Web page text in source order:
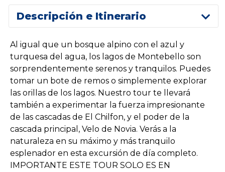
Descripción e Itinerario
Al igual que un bosque alpino con el azul y
turquesa del agua, los lagos de Montebello son
sorprendentemente serenos y tranquilos. Puedes
tomar un bote de remos o simplemente explorar
las orillas de los lagos. Nuestro tour te llevará
también a experimentar la fuerza impresionante
de las cascadas de El Chilfon, y el poder de la
cascada principal, Velo de Novia. Verás a la
naturaleza en su máximo y más tranquilo
esplenador en esta excursión de día completo.
IMPORTANTE ESTE TOUR SOLO ES EN